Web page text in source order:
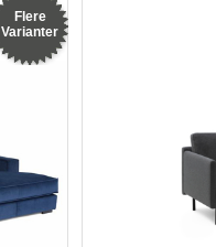
Flere
Varianter